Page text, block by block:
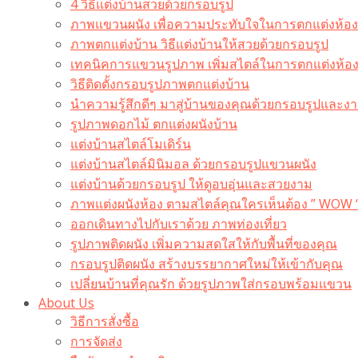
4 วิธีแต่งบ้านสวยด้วยกรอบรูป
ภาพแขวนผนัง เพื่อความประทับใจในการตกแต่งห้อง
ภาพตกแต่งบ้าน วิธีแต่งบ้านให้สวยด้วยกรอบรูป
เทคนิคการแขวนรูปภาพ เพิ่มสไตล์ในการตกแต่งห้อง
วิธีติดตั้งกรอบรูปภาพตกแต่งบ้าน
นำความรู้สึกดีๆ มาสู่บ้านของคุณด้วยกรอบรูปและง
รูปภาพดอกไม้ ตกแต่งผนังบ้าน
แต่งบ้านสไตล์โมเดิร์น
แต่งบ้านสไตล์มินิมอล ด้วยกรอบรูปแขวนผนัง
แต่งบ้านด้วยกรอบรูป ให้ดูอบอุ่นและสวยงาม
ภาพแต่งผนังห้อง ตามสไตล์คุณใครเห็นต้อง ” WOW
ออกเดินทางไปกับเราด้วย ภาพท่องเที่ยว
รูปภาพติดผนัง เพิ่มความสดใสให้กับพื้นที่ของคุณ
กรอบรูปติดผนัง สร้างบรรยากาศใหม่ให้เข้ากับคุณ
เปลี่ยนบ้านที่คุณรัก ด้วยรูปภาพใส่กรอบพร้อมแขวน​
About Us
วิธีการสั่งซื้อ
การจัดส่ง